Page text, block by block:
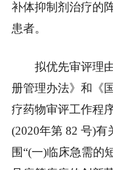
补体抑制剂治疗的
患者。
拟优先审评理
册管理办法》和《
疗药物审评工作程
(2020年第 82 号)
围“(一)临床急需的